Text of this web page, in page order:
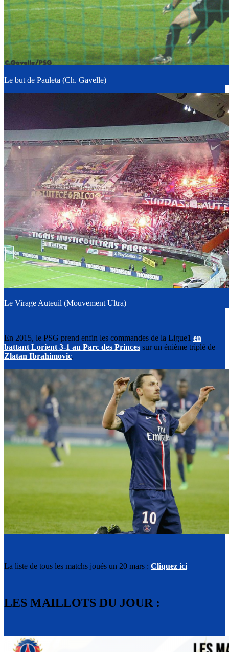
Le but de Pauleta (Ch. Gavelle)
Le Virage Auteuil (Mouvement Ultra)
En 2015, le PSG prend enfin les commandes de la Ligue1 en
battant Lorient 3-1 au Parc des Princes sur un énième triplé de
Zlatan Ibrahimovic.
La liste de tous les matchs joués un 20 mars : Cliquez ici
LES MAILLOTS DU JOUR :